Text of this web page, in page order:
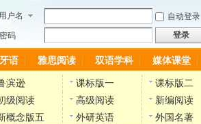
用户名 自动登录
密码
登录
语 雅思阅读 双语学科 媒体课堂
滨逊 课标版一
课标版二
级阅读 高级阅读
新编阅读
概念版五 外研英语 外国名著